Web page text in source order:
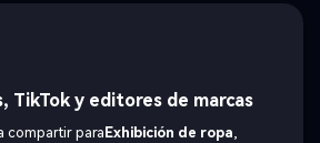
TikTok y editores de marcas
compartir paraExhibición de ropa